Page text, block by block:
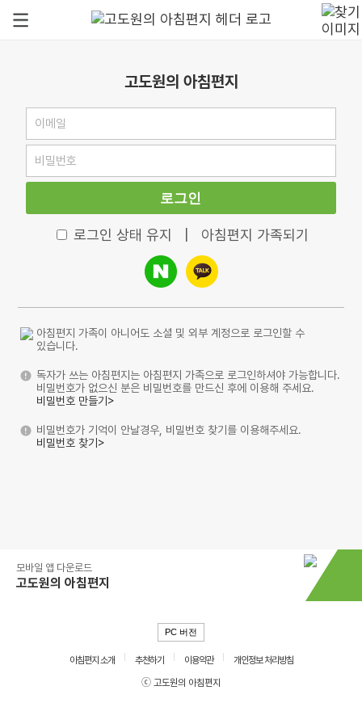
고도원의 아침편지
로그인
로그인 상태 유지 아침편지 가족되기
아침편지 가족이 아니어도 소셜 및 외부 계정으로 로그인할 수
있습니다.
독자가 쓰는 아침편지는 아침편지 가족으로 로그인하셔야 가능합니다.
비밀번호가 없으신 분은 비밀번호를 만드신 후에 이용해 주세요.
비밀번호 만들기>
비밀번호가 기억이 안날경우, 비밀번호 찾기를 이용해주세요.
비밀번호 찾기>
모바일 앱 다운로드
고도원의 아침편지
PC 버전
아침편지 소개 추천하기 이용약관
개인정보 처리방침
ⓒ 고도원의 아침편지